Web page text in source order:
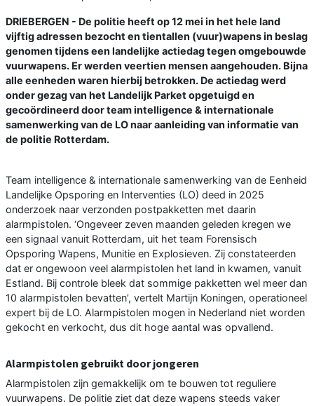
DRIEBERGEN - De politie heeft op 12 mei in het hele land
vijftig adressen bezocht en tientallen (vuur)wapens in beslag
genomen tijdens een landelijke actiedag tegen omgebouwde
vuurwapens. Er werden veertien mensen aangehouden. Bijna
alle eenheden waren hierbij betrokken. De actiedag werd
onder gezag van het Landelijk Parket opgetuigd en
gecoördineerd door team intelligence & internationale
samenwerking van de LO naar aanleiding van informatie van
de politie Rotterdam.
Team intelligence & internationale samenwerking van de Eenheid
Landelijke Opsporing en Interventies (LO) deed in 2025
onderzoek naar verzonden postpakketten met daarin
alarmpistolen. ‘Ongeveer zeven maanden geleden kregen we
een signaal vanuit Rotterdam, uit het team Forensisch
Opsporing Wapens, Munitie en Explosieven. Zij constateerden
dat er ongewoon veel alarmpistolen het land in kwamen, vanuit
Estland. Bij controle bleek dat sommige pakketten wel meer dan
10 alarmpistolen bevatten’, vertelt Martijn Koningen, operationeel
expert bij de LO. Alarmpistolen mogen in Nederland niet worden
gekocht en verkocht, dus dit hoge aantal was opvallend.
Alarmpistolen gebruikt door jongeren
Alarmpistolen zijn gemakkelijk om te bouwen tot reguliere
vuurwapens. De politie ziet dat deze wapens steeds vaker